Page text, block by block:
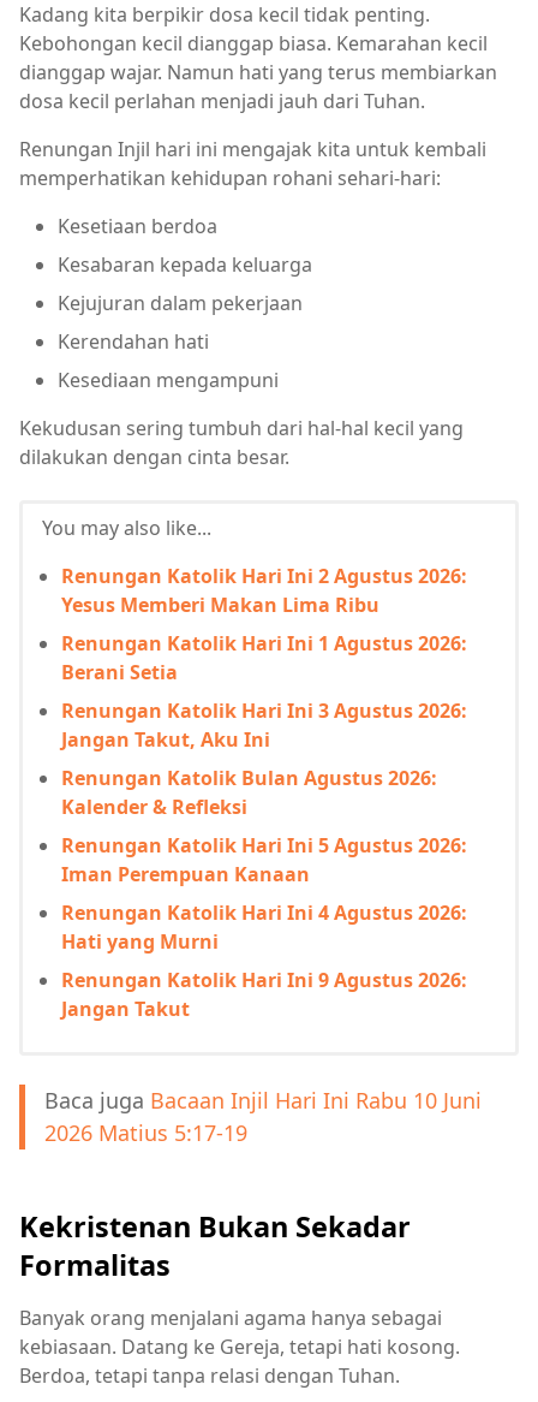
Kadang kita berpikir dosa kecil tidak penting.
Kebohongan kecil dianggap biasa. Kemarahan kecil
dianggap wajar. Namun hati yang terus membiarkan
dosa kecil perlahan menjadi jauh dari Tuhan.
Renungan Injil hari ini mengajak kita untuk kembali
memperhatikan kehidupan rohani sehari-hari:
Kesetiaan berdoa
Kesabaran kepada keluarga
Kejujuran dalam pekerjaan
Kerendahan hati
Kesediaan mengampuni
Kekudusan sering tumbuh dari hal-hal kecil yang
dilakukan dengan cinta besar.
You may also like...
Renungan Katolik Hari Ini 2 Agustus 2026:
Yesus Memberi Makan Lima Ribu
Renungan Katolik Hari Ini 1 Agustus 2026:
Berani Setia
Renungan Katolik Hari Ini 3 Agustus 2026:
Jangan Takut, Aku Ini
Renungan Katolik Bulan Agustus 2026:
Kalender & Refleksi
Renungan Katolik Hari Ini 5 Agustus 2026:
Iman Perempuan Kanaan
Renungan Katolik Hari Ini 4 Agustus 2026:
Hati yang Murni
Renungan Katolik Hari Ini 9 Agustus 2026:
Jangan Takut
Baca juga Bacaan Injil Hari Ini Rabu 10 Juni
2026 Matius 5:17-19
Kekristenan Bukan Sekadar
Formalitas
Banyak orang menjalani agama hanya sebagai
kebiasaan. Datang ke Gereja, tetapi hati kosong.
Berdoa, tetapi tanpa relasi dengan Tuhan.